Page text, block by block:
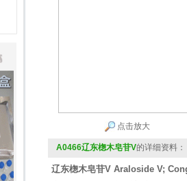
点击放大
A0466辽东楤木皂苷V的详细资料：
辽东楤木皂苷V Araloside V;